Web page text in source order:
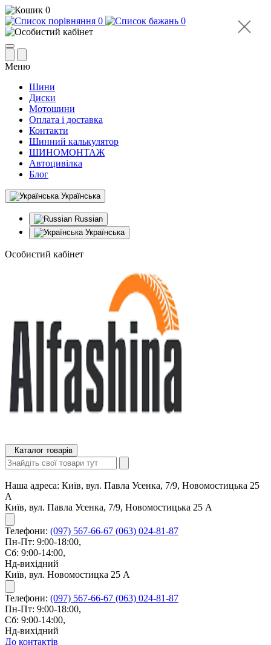
0
0
0
Меню
Шини
Диски
Мотошини
Оплата і доставка
Контакти
Шинний калькулятор
ШИНОМОНТАЖ
Автоцивілка
Блог
Українська
Russian
Українська
Особистий кабінет
Каталог товарів
Наша адреса: Київ, вул. Павла Усенка, 7/9, Новомостицька 25
А
Київ, вул. Павла Усенка, 7/9, Новомостицька 25 А
Телефони: (097) 567-66-67 (063) 024-81-87
Пн-Пт: 9:00-18:00,
Сб: 9:00-14:00,
Нд-вихідний
Київ, вул. Новомостицка 25 А
Телефони: (097) 567-66-67 (063) 024-81-87
Пн-Пт: 9:00-18:00,
Сб: 9:00-14:00,
Нд-вихідний
До контактів